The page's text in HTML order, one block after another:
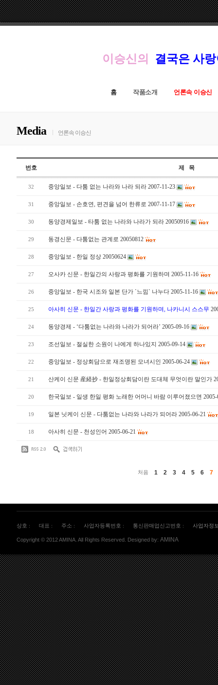
이승신의 결국은 사
홈 작품소개 언론속 이승신
Media 언론속 이승신
번호 제 목
32 중앙일보 - 다툼 없는 나라와 나라 되라 2007-11-23
31 중앙일보 - 손호연, 편견을 넘어 한류로 2007-11-17
30 동양경제일보 - 타툼 없는 나라와 나라가 되라 20050916
29 동경신문 - 다툼없는 관계로 20050812
28 중앙일보 - 한일 정상 20050624
27 오사카 신문 - 한일간의 사랑과 평화를 기원하며 2005-11-16
26 중앙일보 - 한국 시조와 일본 단가 `느낌` 나누다 2005-11-16
25 아사히 신문 - 한일간 사랑과 평화를 기원하며, 나카니시 스스무
24 동양경제 - ‘다툼없는 나라와 나라가 되어라’ 2005-09-16
23 조선일보 - 절실한 소원이 나에게 하나있지 2005-09-14
22 중앙일보 - 정상회담으로 재조명된 모녀시인 2005-06-24
21 산케이 신문 産経抄 - 한일정상회담이란 도대체 무엇이란 말인가
20 한국일보 - 일생 한일 평화 노래한 어머니 바람 이루어졌으면
19 일본 닛케이 신문 - 다툼없는 나라와 나라가 되어라 2005-06-21
18 아사히 신문 - 천성인어 2005-06-21
처음 1 2 3 4 5 6 7
상호 : 대표 : 주소 : 사업자등록번호 : 통신판매업신고번호 : 사업자정
Copyright © 2012 AMINA. All Rights Reserved. Designed by: AMINA